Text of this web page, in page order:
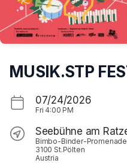
MUSIK.STP
07/24/2026
Fri 4:00 PM
Seebühne am
Bimbo-Binder-Promenade
3100 St.Pölten
Austria